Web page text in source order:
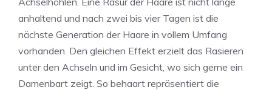
anhaltend und nach zwei bis vier Tagen ist die
nächste Generation der Haare in vollem Umfang
vorhanden. Den gleichen Effekt erzielt das Rasieren
unter den Achseln und im Gesicht, wo sich gerne ein
Damenbart zeigt. So behaart repräsentiert die